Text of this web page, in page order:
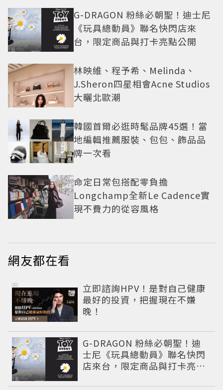
G-DRAGON 粉絲必朝聖！迪士尼
《玩具總動員》聯名快閃店來
台，限定商品與打卡亮點公開
林映維、程予希、Melinda、
J.Sheron四星相會Acne Studios
大曬北歐潮
韓國首爾必逛時髦品牌45選！當
地編輯推薦服裝、包包、飾品品
牌一次看
命定日常包搭配零負擔
Longchamp全新Le Cadence實
現不費力的從容風格
網友都在看
立即諮詢HPV！是對自己健康
最好的投資，把握現在不嫌
晚！
PR
G-DRAGON 粉絲必朝聖！迪
士尼《玩具總動員》聯名快閃
店來台，限定商品與打卡亮點